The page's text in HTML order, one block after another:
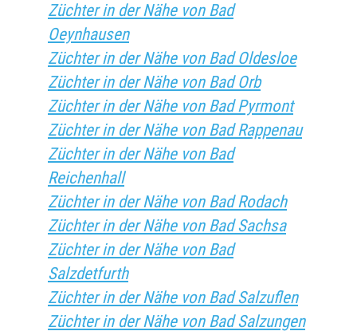
Züchter in der Nähe von Bad
Oeynhausen
Züchter in der Nähe von Bad Oldesloe
Züchter in der Nähe von Bad Orb
Züchter in der Nähe von Bad Pyrmont
Züchter in der Nähe von Bad Rappenau
Züchter in der Nähe von Bad
Reichenhall
Züchter in der Nähe von Bad Rodach
Züchter in der Nähe von Bad Sachsa
Züchter in der Nähe von Bad
Salzdetfurth
Züchter in der Nähe von Bad Salzuflen
Züchter in der Nähe von Bad Salzungen